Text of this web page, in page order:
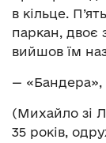
в кільце.
паркан, двоє
вийшов їм
— «Бандера»,
(Михайло зі
35 років,